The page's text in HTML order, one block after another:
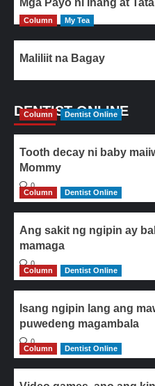
Mga Payo ni Inang at
Column My Tea
Maliliit na Bagay
DENTIST ONLINE
Column Dentist Online
Tooth decay ni baby
Mommy
0
Column
Dentist Online
Ang sakit ng ngipin ay
mamaga
0
Column
Dentist Online
Isang ngipin lang ang
puwedeng magambala
0
Column
Dentist Online